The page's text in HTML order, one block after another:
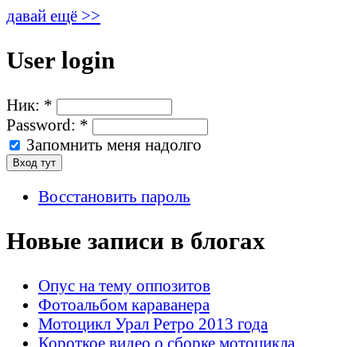
давай ещё >>
User login
Ник: *
Password: *
Запомнить меня надолго
Восстановить пароль
Новые записи в блогах
Опус на тему оппозитов
Фотоальбом караванера
Мотоцикл Урал Ретро 2013 года
Короткое видео о сборке мотоцикла